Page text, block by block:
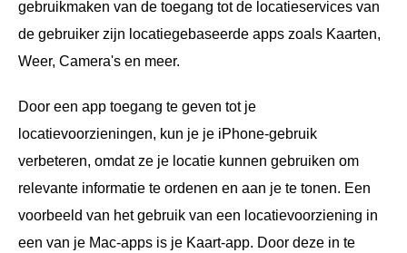
gebruikmaken van de toegang tot de locatieservices van
de gebruiker zijn locatiegebaseerde apps zoals Kaarten,
Weer, Camera's en meer.
Door een app toegang te geven tot je
locatievoorzieningen, kun je je iPhone-gebruik
verbeteren, omdat ze je locatie kunnen gebruiken om
relevante informatie te ordenen en aan je te tonen. Een
voorbeeld van het gebruik van een locatievoorziening in
een van je Mac-apps is je Kaart-app. Door deze in te